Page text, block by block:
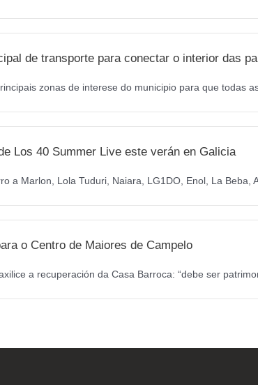
de transporte para conectar o interior das
zonas de interese do municipio para que todas
Los 40 Summer Live este verán en Galicia
a Marlon, Lola Tuduri, Naiara, LG1DO, Enol, La Beba,
o Centro de Maiores de Campelo
a recuperación da Casa Barroca: “debe ser